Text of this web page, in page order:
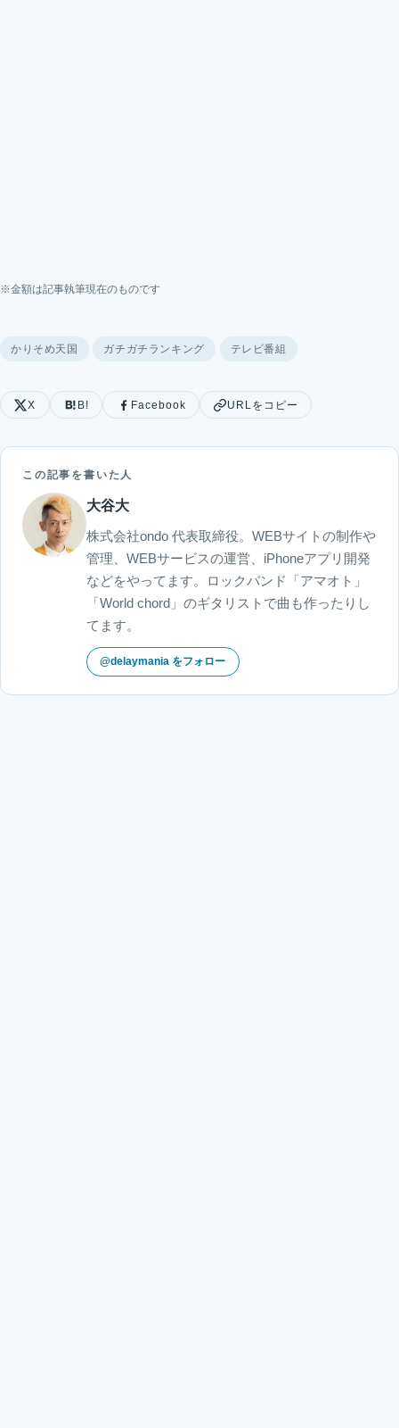
※金額は記事執筆現在のものです
かりそめ天国 ガチガチランキング テレビ番組
X B! Facebook URLをコピー
この記事を書いた人
大谷大
株式会社ondo 代表取締役。WEBサイトの制作や
管理、WEBサービスの運営、iPhoneアプリ開発
などをやってます。ロックバンド「アマオト」
「World chord」のギタリストで曲も作ったりし
てます。
@delaymania をフォロー